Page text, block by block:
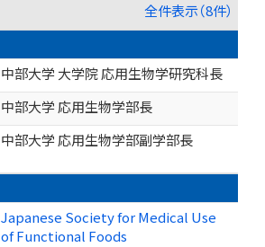
全件表示（8件）
中部大学 大学院 応用生物学研究科長
中部大学 応用生物学部長
中部大学 応用生物学部副学部長
Japanese Society for Medical Use
of Functional Foods